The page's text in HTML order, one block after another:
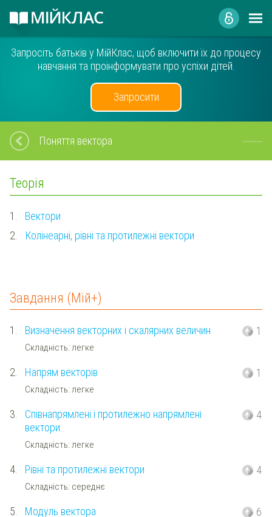
Запросіть батьків у МійКлас, щоб включити їх до процесу
навчання та проінформувати про успіхи дітей.
Запросити
Поняття вектора
Теорія
1.
Вектори
2.
Колінеарні, рівні та протилежні вектори
Завдання (Мій+)
1. Визначення векторних і скалярних величин
Складність: легке
1
2. Напрям векторів
Складність: легке
1
3.
Співнапрямлені і протилежно напрямлені
вектори
Складність: легке
4
4. Рівні та протилежні вектори
Складність: середнє
4
5. Модуль вектора 6